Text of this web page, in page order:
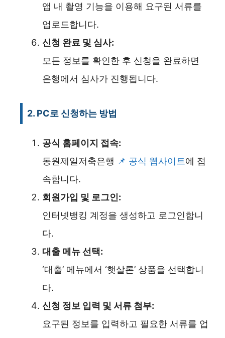
앱 내 촬영 기능을 이용해 요구된 서류를
업로드합니다.
신청 완료 및 심사:
모든 정보를 확인한 후 신청을 완료하면
은행에서 심사가 진행됩니다.
2. PC로 신청하는 방법
공식 홈페이지 접속:
동원제일저축은행
공식 웹사이트에 접
속합니다.
회원가입 및 로그인:
인터넷뱅킹 계정을 생성하고 로그인합니
다.
대출 메뉴 선택:
‘대출’ 메뉴에서 ‘햇살론’ 상품을 선택합니
다.
신청 정보 입력 및 서류 첨부:
요구된 정보를 입력하고 필요한 서류를 업